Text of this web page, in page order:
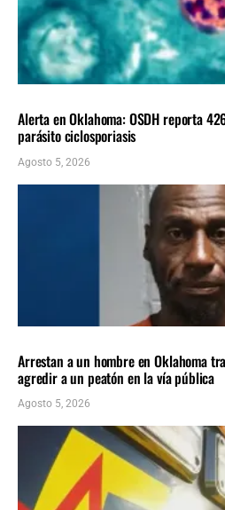
Alerta en Oklahoma: OSDH reporta
parásito ciclosporiasis
Agosto 5, 2026
Arrestan a un hombre en Oklahoma
agredir a un peatón en la vía pública
Agosto 5, 2026